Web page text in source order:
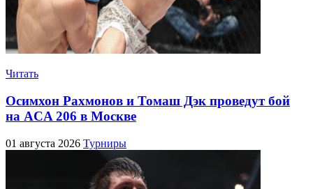
Читать
Осимхон Рахмонов и Томаш Дэк проведут бой
на ACA 206 в Москве
01 августа 2026 Турниры